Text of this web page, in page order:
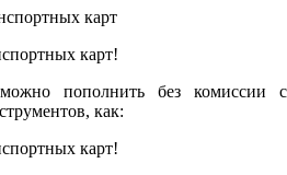
карт!
пополнить без комиссии с
как:
карт!